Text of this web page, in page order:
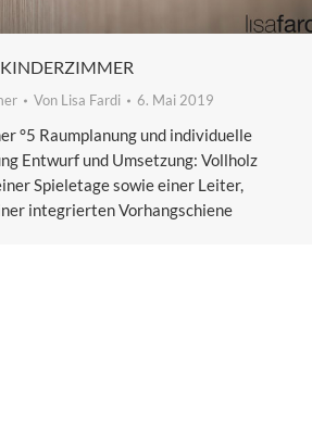
Von Lisa Fardi 6. Mai 2019
°5 Raumplanung und individuelle
Entwurf und Umsetzung: Vollholz
Spieletage sowie einer Leiter,
integrierten Vorhangschiene